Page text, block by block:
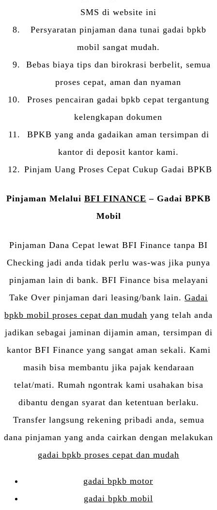
SMS di website ini
Persyaratan pinjaman dana tunai gadai bpkb
mobil sangat mudah.
Bebas biaya tips dan birokrasi berbelit, semua
proses cepat, aman dan nyaman
Proses pencairan gadai bpkb cepat tergantung
kelengkapan dokumen
BPKB yang anda gadaikan aman tersimpan di
kantor di deposit kantor kami.
Pinjam Uang Proses Cepat Cukup Gadai BPKB
Pinjaman Melalui BFI FINANCE – Gadai BPKB
Mobil
Pinjaman Dana Cepat lewat BFI Finance tanpa BI
Checking jadi anda tidak perlu was-was jika punya
pinjaman lain di bank. BFI Finance bisa melayani
Take Over pinjaman dari leasing/bank lain. Gadai
bpkb mobil proses cepat dan mudah yang telah anda
jadikan sebagai jaminan dijamin aman, tersimpan di
kantor BFI Finance yang sangat aman sekali. Kami
masih bisa membantu jika pajak kendaraan
telat/mati. Rumah ngontrak kami usahakan bisa
dibantu dengan syarat dan ketentuan berlaku.
Transfer langsung rekening pribadi anda, semua
dana pinjaman yang anda cairkan dengan melakukan
gadai bpkb proses cepat dan mudah
gadai bpkb motor
gadai bpkb mobil